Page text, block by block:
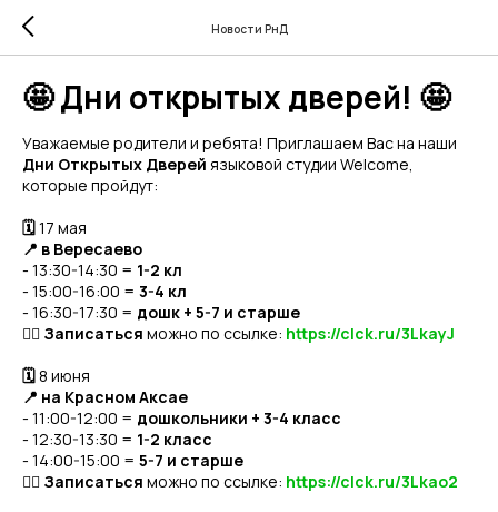
Новости РнД
🤩 Дни открытых дверей! 🤩
Уважаемые родители и ребята! Приглашаем Вас на наши
Дни Открытых Дверей языковой студии Welcome,
которые пройдут:
🗓17 мая
📍 в Вересаево
- 13:30-14:30 = 1-2 кл
- 15:00-16:00 = 3-4 кл
- 16:30-17:30 = дошк + 5-7 и старше
👉🏻 Записаться можно по ссылке: https://clck.ru/3LkayJ
🗓8 июня
📍 на Красном Аксае
- 11:00-12:00 = дошкольники + 3-4 класс
- 12:30-13:30 = 1-2 класс
- 14:00-15:00 = 5-7 и старше
👉🏻 Записаться можно по ссылке: https://clck.ru/3Lkao2